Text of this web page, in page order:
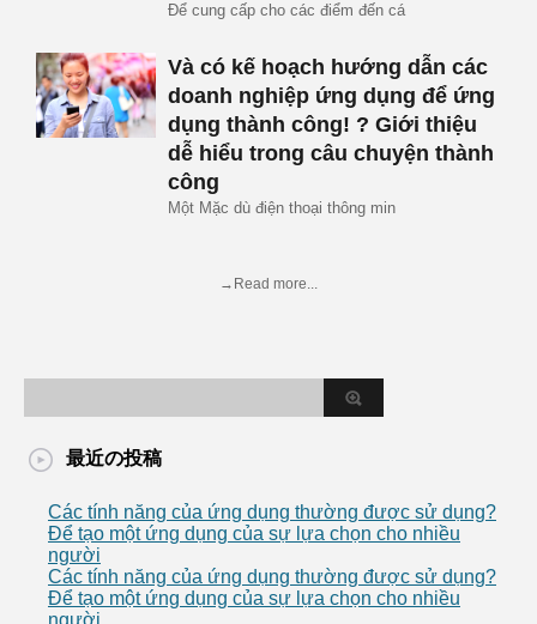
Để cung cấp cho các điểm đến cá
Và có kế hoạch hướng dẫn các
doanh nghiệp ứng dụng để ứng
dụng thành công! ? Giới thiệu
dễ hiểu trong câu chuyện thành
công
Một Mặc dù điện thoại thông min
→Read more...
最近の投稿
Các tính năng của ứng dụng thường được sử dụng?
Để tạo một ứng dụng của sự lựa chọn cho nhiều
người
Các tính năng của ứng dụng thường được sử dụng?
Để tạo một ứng dụng của sự lựa chọn cho nhiều
người